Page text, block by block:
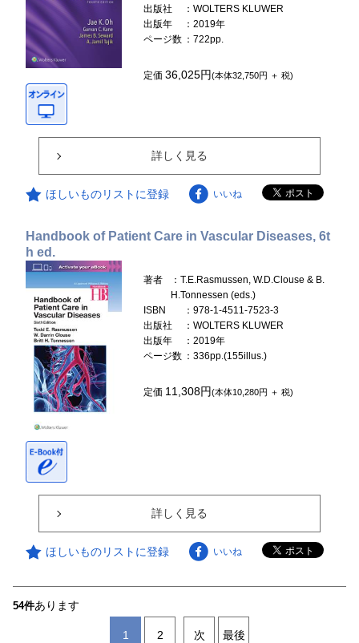
出版社
：WOLTERS KLUWER
出版年
：2019年
ページ数 ：722pp.
定価36,025円(本体32,750円 ＋ 税)
詳しく見る
ほしいものリストに登録 いいね
Handbook of Patient Care in Vascular Diseases, 6t
h ed.
著者
：T.E.Rasmussen, W.D.Clouse & B.
H.Tonnessen (eds.)
ISBN
：978-1-4511-7523-3
出版社
：WOLTERS KLUWER
出版年
：2019年
ページ数 ：336pp.(155illus.)
定価 11,308円(本体10,280円 ＋ 税)
詳しく見る
ほしいものリストに登録 いいね
54件あります
1 2 次 最後